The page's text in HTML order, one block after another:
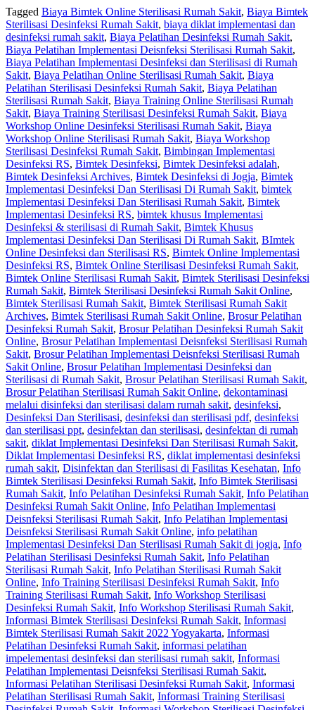
Tagged Biaya Bimtek Online Sterilisasi Rumah Sakit, Biaya Bimtek
Sterilisasi Desinfeksi Rumah Sakit, biaya diklat implementasi dan
desinfeksi rumah sakit, Biaya Pelatihan Desinfeksi Rumah Sakit,
Biaya Pelatihan Implementasi Deisnfeksi Sterilisasi Rumah Sakit,
Biaya Pelatihan Implementasi Desinfeksi dan Sterilisasi di Rumah
Sakit, Biaya Pelatihan Online Sterilisasi Rumah Sakit, Biaya
Pelatihan Sterilisasi Desinfeksi Rumah Sakit, Biaya Pelatihan
Sterilisasi Rumah Sakit, Biaya Training Online Sterilisasi Rumah
Sakit, Biaya Training Sterilisasi Desinfeksi Rumah Sakit, Biaya
Workshop Online Desinfeksi Sterilisasi Rumah Sakit, Biaya
Workshop Online Sterilisasi Rumah Sakit, Biaya Workshop
Sterilisasi Desinfeksi Rumah Sakit, Bimbingan Implementasi
Desinfeksi RS, Bimtek Desinfeksi, Bimtek Desinfeksi adalah,
Bimtek Desinfeksi Archives, Bimtek Desinfeksi di Jogja, Bimtek
Implementasi Desinfeksi Dan Sterilisasi Di Rumah Sakit, bimtek
Implementasi Desinfeksi Dan Sterilisasi Rumah Sakit, Bimtek
Implementasi Desinfeksi RS, bimtek khusus Implementasi
Desinfeksi & sterilisasi di Rumah Sakit, Bimtek Khusus
Implementasi Desinfeksi Dan Sterilisasi Di Rumah Sakit, BImtek
Online Desinfeksi dan Sterilisasi RS, Bimtek Online Implementasi
Desinfeksi RS, Bimtek Online Sterilisasi Desinfeksi Rumah Sakit,
Bimtek Online Sterilisasi Rumah Sakit, Bimtek Sterilisasi Desinfeksi
Rumah Sakit, Bimtek Sterilisasi Desinfeksi Rumah Sakit Online,
Bimtek Sterilisasi Rumah Sakit, Bimtek Sterilisasi Rumah Sakit
Archives, Bimtek Sterilisasi Rumah Sakit Online, Brosur Pelatihan
Desinfeksi Rumah Sakit, Brosur Pelatihan Desinfeksi Rumah Sakit
Online, Brosur Pelatihan Implementasi Deisnfeksi Sterilisasi Rumah
Sakit, Brosur Pelatihan Implementasi Deisnfeksi Sterilisasi Rumah
Sakit Online, Brosur Pelatihan Implementasi Desinfeksi dan
Sterilisasi di Rumah Sakit, Brosur Pelatihan Sterilisasi Rumah Sakit,
Brosur Pelatihan Sterilisasi Rumah Sakit Online, dekontaminasi
melalui disinfeksi dan sterilisasi dalam rumah sakit, desinfeksi,
Desinfeksi Dan Sterilisasi, desinfeksi dan sterilisasi pdf, desinfeksi
dan sterilisasi ppt, desinfektan dan sterilisasi, desinfektan di rumah
sakit, diklat Implementasi Desinfeksi Dan Sterilisasi Rumah Sakit,
Diklat Implementasi Desinfeksi RS, diklat implementasi desinfeksi
rumah sakit, Disinfektan dan Sterilisasi di Fasilitas Kesehatan, Info
Bimtek Sterilisasi Desinfeksi Rumah Sakit, Info Bimtek Sterilisasi
Rumah Sakit, Info Pelatihan Desinfeksi Rumah Sakit, Info Pelatihan
Desinfeksi Rumah Sakit Online, Info Pelatihan Implementasi
Deisnfeksi Sterilisasi Rumah Sakit, Info Pelatihan Implementasi
Deisnfeksi Sterilisasi Rumah Sakit Online, info pelatihan
Implementasi Desinfeksi Dan Sterilisasi Rumah Sakit di jogja, Info
Pelatihan Sterilisasi Desinfeksi Rumah Sakit, Info Pelatihan
Sterilisasi Rumah Sakit, Info Pelatihan Sterilisasi Rumah Sakit
Online, Info Training Sterilisasi Desinfeksi Rumah Sakit, Info
Training Sterilisasi Rumah Sakit, Info Workshop Sterilisasi
Desinfeksi Rumah Sakit, Info Workshop Sterilisasi Rumah Sakit,
Informasi Bimtek Sterilisasi Desinfeksi Rumah Sakit, Informasi
Bimtek Sterilisasi Rumah Sakit 2022 Yogyakarta, Informasi
Pelatihan Desinfeksi Rumah Sakit, informasi pelatihan
impelementasi desinfeksi dan sterilisasi rumah sakit, Informasi
Pelatihan Implementasi Deisnfeksi Sterilisasi Rumah Sakit,
Informasi Pelatihan Sterilisasi Desinfeksi Rumah Sakit, Informasi
Pelatihan Sterilisasi Rumah Sakit, Informasi Training Sterilisasi